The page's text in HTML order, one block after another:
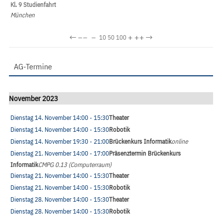
Kl. 9 Studienfahrt
München
←−− − 10 50100 + ++→
AG-Termine
November 2023
Dienstag 14. November14:00- 15:30Theater
Dienstag 14. November14:00- 15:30Robotik
Dienstag 14. November19:30- 21:00Brückenkurs Informatikonline
Dienstag 21. November14:00- 17:00Präsenztermin Brückenkurs
InformatikCMPG 0.13 (Computerraum)
Dienstag 21. November14:00- 15:30Theater
Dienstag 21. November14:00- 15:30Robotik
Dienstag 28. November14:00- 15:30Theater
Dienstag 28. November14:00- 15:30Robotik